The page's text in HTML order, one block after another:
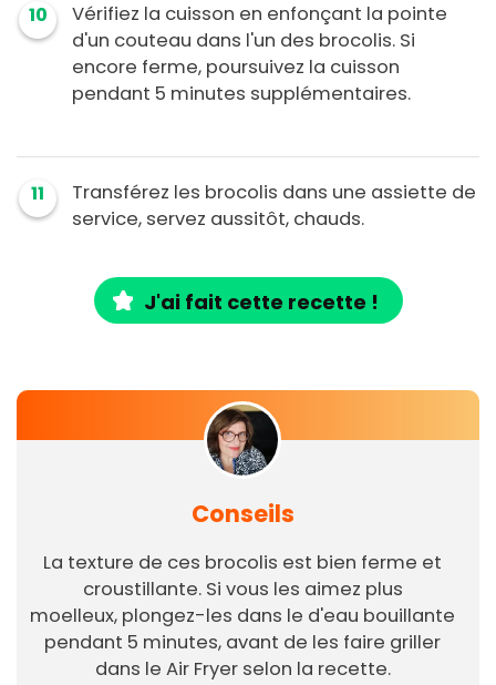
10
Vérifiez la cuisson en enfonçant la pointe
d'un couteau dans l'un des brocolis. Si
encore ferme, poursuivez la cuisson
pendant 5 minutes supplémentaires.
11
Transférez les brocolis dans une assiette de
service, servez aussitôt, chauds.
J'ai fait cette recette !
Conseils
La texture de ces brocolis est bien ferme et
croustillante. Si vous les aimez plus
moelleux, plongez-les dans le d'eau bouillante
pendant 5 minutes, avant de les faire griller
dans le Air Fryer selon la recette.